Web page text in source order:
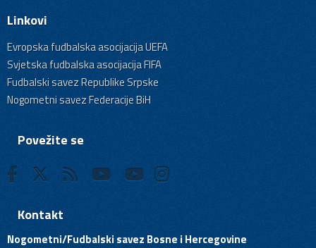
Linkovi
Evropska fudbalska asocijacija UEFA
Svjetska fudbalska asocijacija FIFA
Fudbalski savez Republike Srpske
Nogometni savez Federacije BiH
Povežite se
Kontakt
Nogometni/Fudbalski savez Bosne i Hercegovine